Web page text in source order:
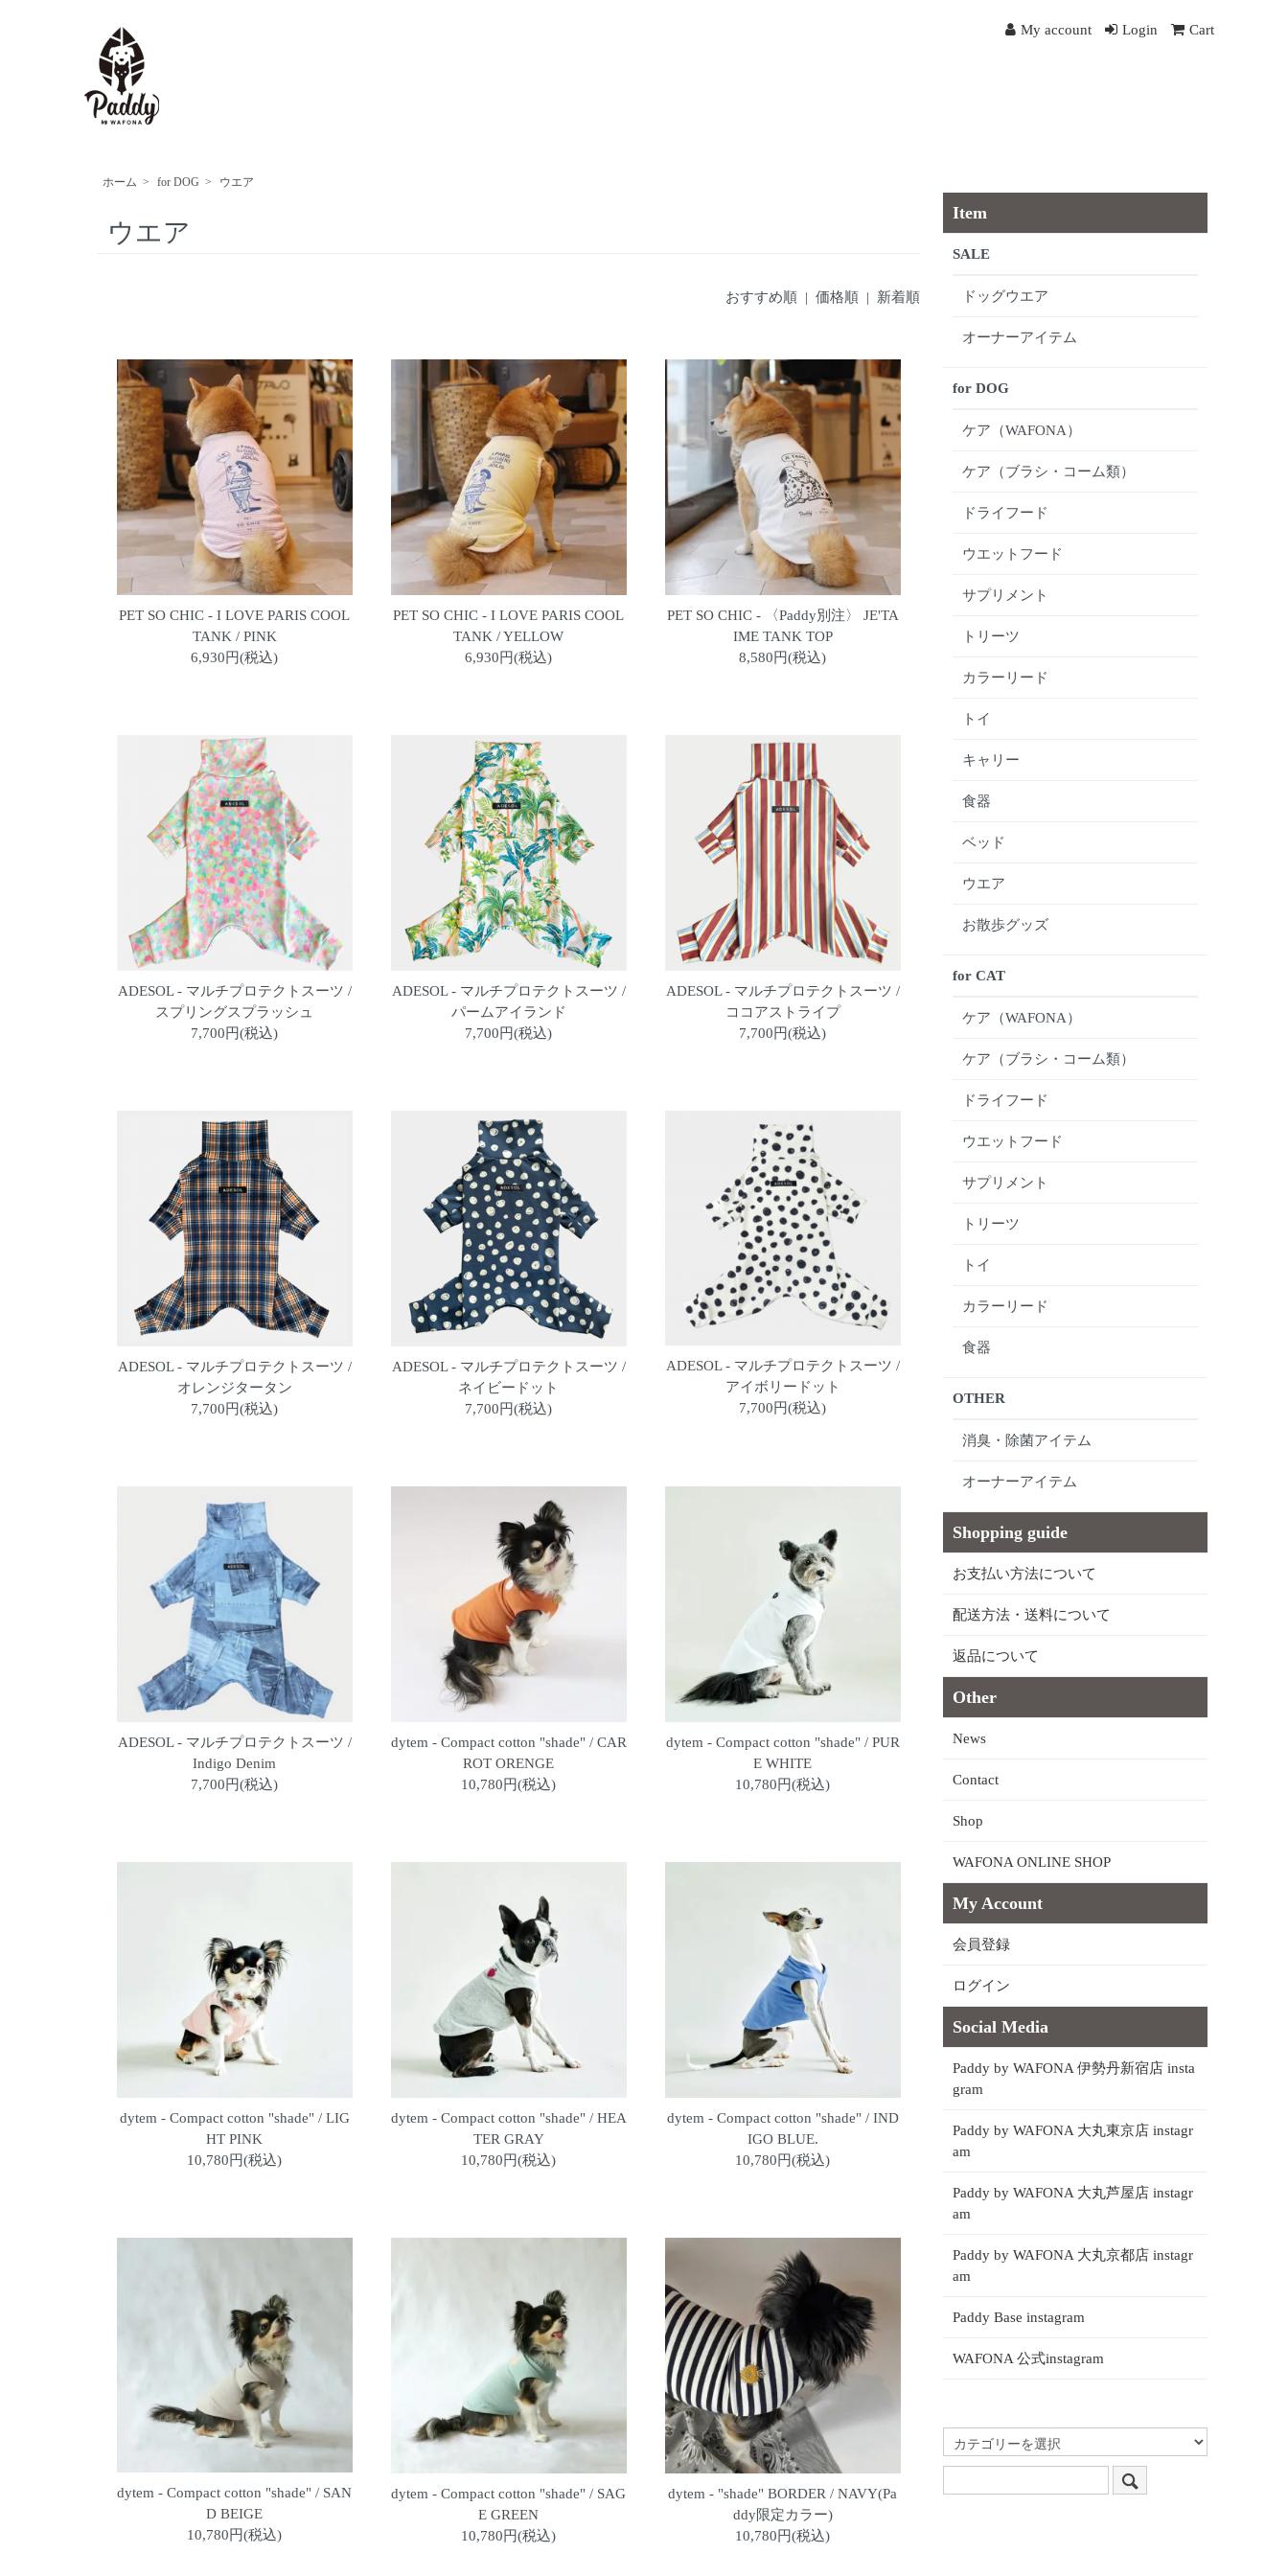
My account Login Cart
ホーム > for DOG > ウエア
ウエア
おすすめ順 | 価格順 | 新着順
PET SO CHIC - I LOVE PARIS COOL
TANK / PINK
6,930円(税込)
PET SO CHIC - I LOVE PARIS COOL
TANK / YELLOW
6,930円(税込)
PET SO CHIC - 〈Paddy別注〉 JE'TA
IME TANK TOP
8,580円(税込)
ADESOL - マルチプロテクトスーツ /
スプリングスプラッシュ
7,700円(税込)
ADESOL - マルチプロテクトスーツ /
パームアイランド
7,700円(税込)
ADESOL - マルチプロテクトスーツ /
ココアストライプ
7,700円(税込)
ADESOL - マルチプロテクトスーツ /
オレンジタータン
7,700円(税込)
ADESOL - マルチプロテクトスーツ /
ネイビードット
7,700円(税込)
ADESOL - マルチプロテクトスーツ /
アイボリードット
7,700円(税込)
ADESOL - マルチプロテクトスーツ /
Indigo Denim
7,700円(税込)
dytem - Compact cotton "shade" / CAR
ROT ORENGE
10,780円(税込)
dytem - Compact cotton "shade" / PUR
E WHITE
10,780円(税込)
dytem - Compact cotton "shade" / LIG
HT PINK
10,780円(税込)
dytem - Compact cotton "shade" / HEA
TER GRAY
10,780円(税込)
dytem - Compact cotton "shade" / IND
IGO BLUE.
10,780円(税込)
dytem - Compact cotton "shade" / SAN
D BEIGE
10,780円(税込)
dytem - Compact cotton "shade" / SAG
E GREEN
10,780円(税込)
dytem - "shade" BORDER / NAVY(Pa
ddy限定カラー)
10,780円(税込)
Item
SALE
ドッグウエア
オーナーアイテム
for DOG
ケア（WAFONA）
ケア（ブラシ・コーム類）
ドライフード
ウエットフード
サプリメント
トリーツ
カラーリード
トイ
キャリー
食器
ベッド
ウエア
お散歩グッズ
for CAT
ケア（WAFONA）
ケア（ブラシ・コーム類）
ドライフード
ウエットフード
サプリメント
トリーツ
トイ
カラーリード
食器
OTHER
消臭・除菌アイテム
オーナーアイテム
Shopping guide
お支払い方法について
配送方法・送料について
返品について
Other
News
Contact
Shop
WAFONA ONLINE SHOP
My Account
会員登録
ログイン
Social Media
Paddy by WAFONA 伊勢丹新宿店 insta
gram
Paddy by WAFONA 大丸東京店 instagr
am
Paddy by WAFONA 大丸芦屋店 instagr
am
Paddy by WAFONA 大丸京都店 instagr
am
Paddy Base instagram
WAFONA 公式instagram